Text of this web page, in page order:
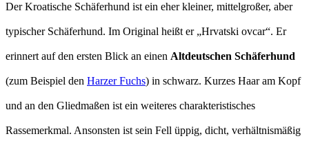
Der Kroatische Schäferhund ist ein eher kleiner, mittelgroßer, aber
typischer Schäferhund. Im Original heißt er „Hrvatski ovcar“. Er
erinnert auf den ersten Blick an einen Altdeutschen Schäferhund
(zum Beispiel den Harzer Fuchs) in schwarz. Kurzes Haar am Kopf
und an den Gliedmaßen ist ein weiteres charakteristisches
Rassemerkmal. Ansonsten ist sein Fell üppig, dicht, verhältnismäßig